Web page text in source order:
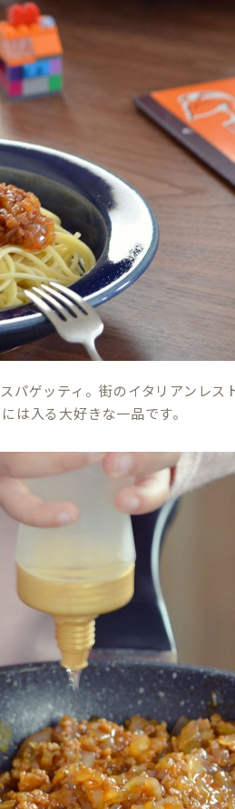
パゲッティ。街のイタリアンレス
は入る大好きな一品です。